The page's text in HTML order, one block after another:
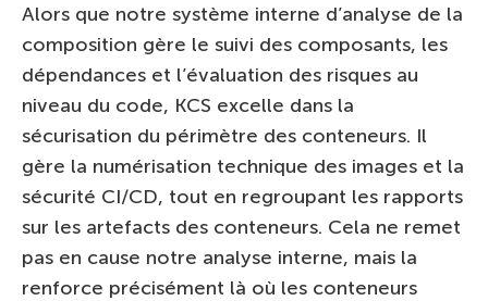
Alors que notre système interne d’analyse de la
composition gère le suivi des composants, les
dépendances et l’évaluation des risques au
niveau du code, KCS excelle dans la
sécurisation du périmètre des conteneurs. Il
gère la numérisation technique des images et la
sécurité CI/CD, tout en regroupant les rapports
sur les artefacts des conteneurs. Cela ne remet
pas en cause notre analyse interne, mais la
renforce précisément là où les conteneurs